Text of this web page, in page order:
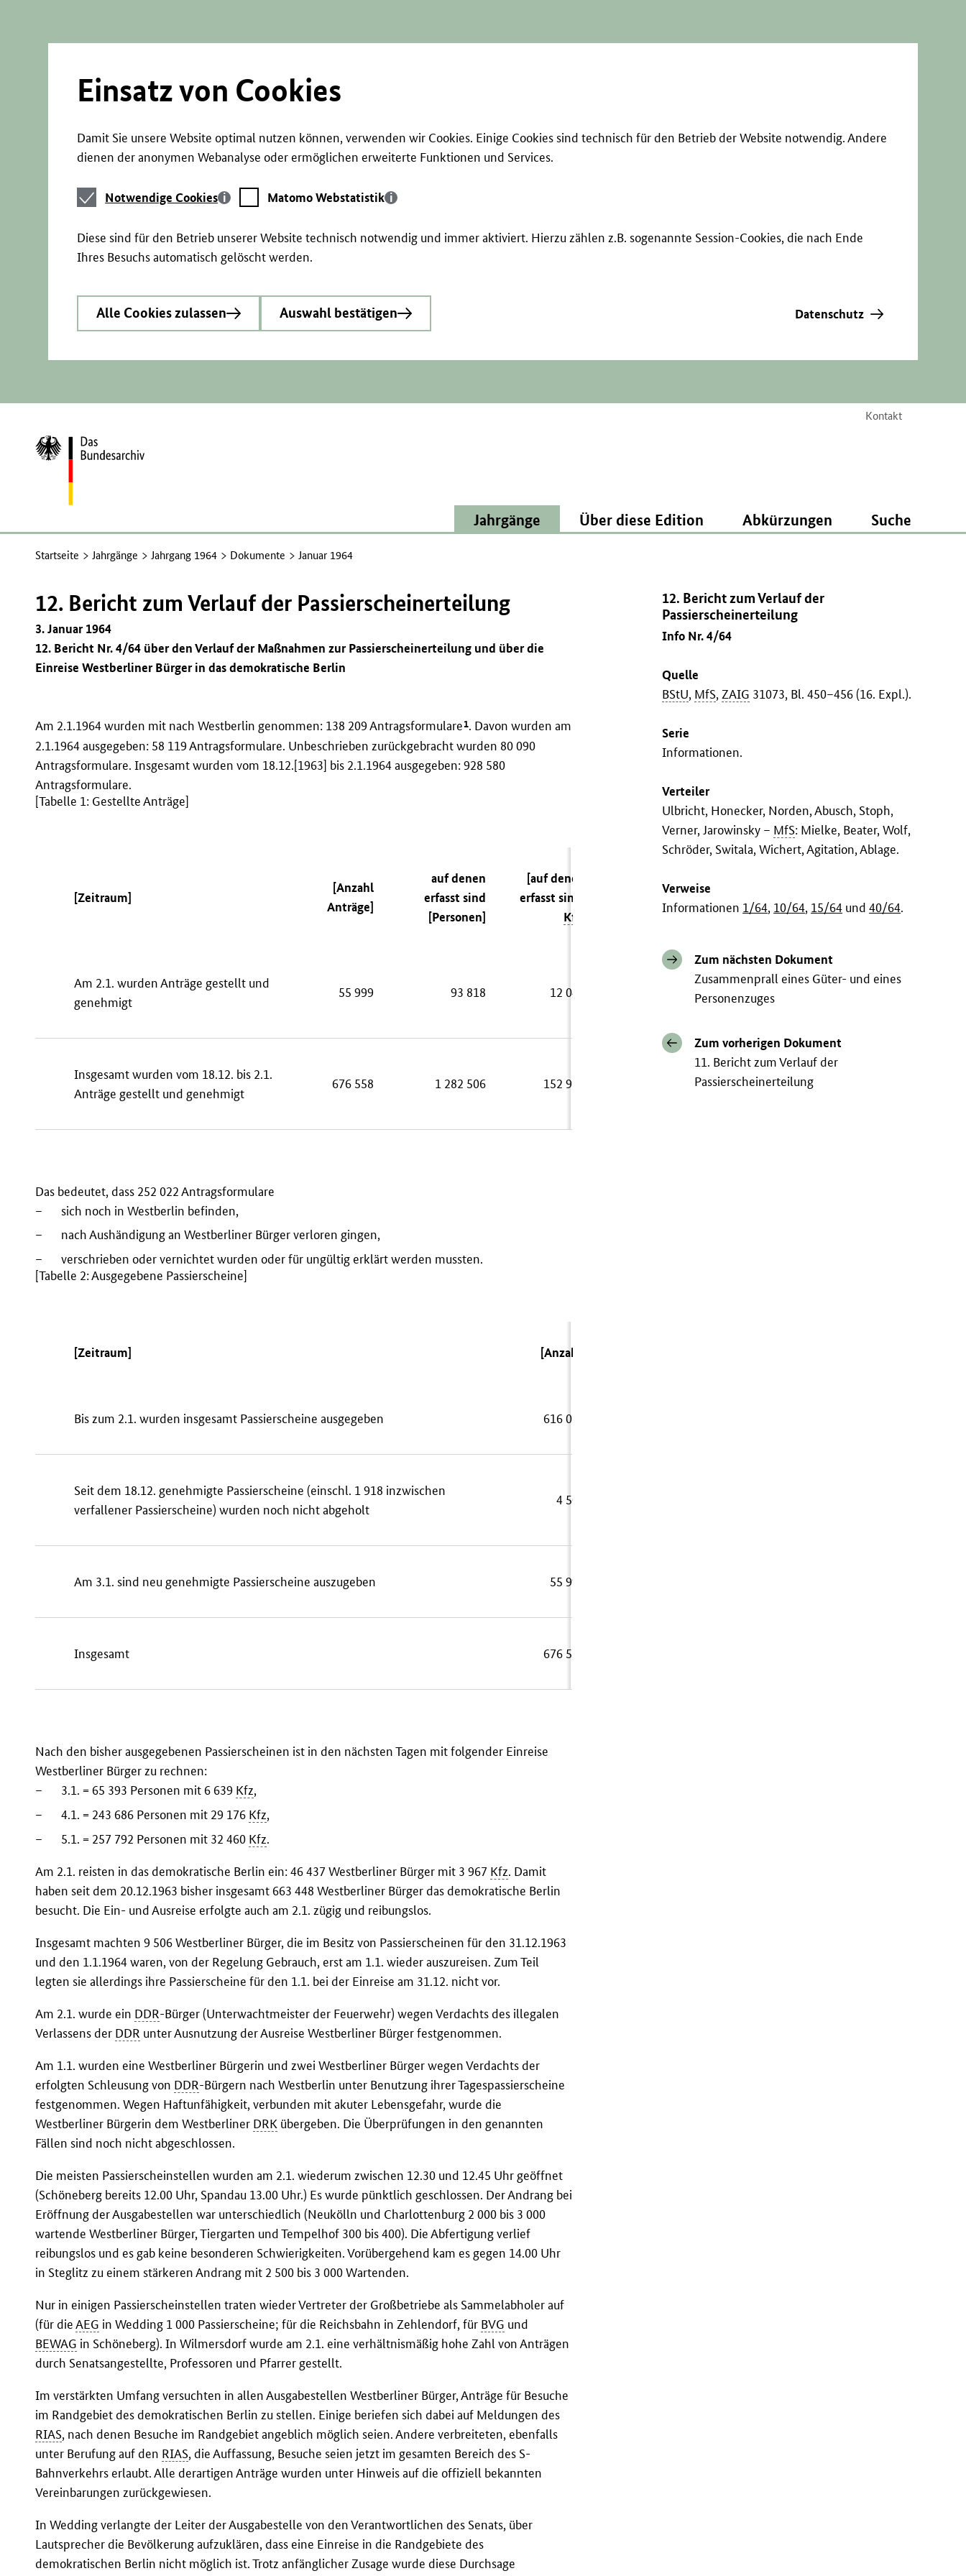
Einsatz von Cookies
Damit Sie unsere Website optimal nutzen können, verwenden wir Cookies. Einige Cookies sind technisch für den Betrieb der Website notwendig. Andere
dienen der anonymen Webanalyse oder ermöglichen erweiterte Funktionen und Services.
Notwendige
Cookies
Notwendige Cookies
Matomo
Webstatistik
Matomo Webstatistik
Diese sind für den Betrieb unserer Website technisch notwendig und immer aktiviert. Hierzu zählen z.B. sogenannte Session-Cookies, die nach Ende
Ihres Besuchs automatisch gelöscht werden.
Alle Cookies zulassen Auswahl bestätigen Datenschutz
Kontakt
Zur
Startseite
Jahrgänge Über diese Edition Abkürzungen Suche
Startseite Jahrgänge Jahrgang 1964 Dokumente Januar 1964
12. Bericht zum Verlauf der
Passierscheinerteilung
Info Nr. 4/64
Quelle
BStU, MfS,ZAIG 31073, Bl. 450–456 (16. Expl.).
Serie
Informationen.
Verteiler
Ulbricht, Honecker, Norden, Abusch, Stoph,
Verner, Jarowinsky – MfS: Mielke, Beater, Wolf,
Schröder, Switala, Wichert, Agitation, Ablage.
Verweise
Informationen 1/64, 10/64, 15/64 und40/64.
Zum nächsten Dokument
Zusammenprall eines Güter- und eines
Personenzuges
Zum vorherigen Dokument
11. Bericht zum Verlauf der
Passierscheinerteilung
12. Bericht zum Verlauf der Passierscheinerteilung
3. Januar 1964
12. Bericht Nr. 4/64 über den Verlauf der Maßnahmen zur Passierscheinerteilung und über die
Einreise Westberliner Bürger in das demokratische Berlin
Am 2.1.1964 wurden mit nach Westberlin genommen: 138 209 Antragsformulare1. Davon wurden am
2.1.1964 ausgegeben: 58 119 Antragsformulare. Unbeschrieben zurückgebracht wurden 80 090
Antragsformulare. Insgesamt wurden vom 18.12.[1963] bis 2.1.1964 ausgegeben: 928 580
Antragsformulare.
[Tabelle 1: Gestellte Anträge]
[Zeitraum]
[Anzahl
Anträge]
auf denen
erfasst sind
[Personen]
[auf denen
erfasst sind:
Kfz
Am 2.1. wurden Anträge gestellt und
genehmigt
55 999 93 818 12 044
Insgesamt wurden vom 18.12. bis 2.1.
Anträge gestellt und genehmigt
676 558 1 282 506 152 933
Das bedeutet, dass 252 022 Antragsformulare
–
sich noch in Westberlin befinden,
–
nach Aushändigung an Westberliner Bürger verloren gingen,
–
verschrieben oder vernichtet wurden oder für ungültig erklärt werden mussten.
[Tabelle 2: Ausgegebene Passierscheine]
[Zeitraum] [Anzahl]
Bis zum 2.1. wurden insgesamt Passierscheine ausgegeben 616 059
Seit dem 18.12. genehmigte Passierscheine (einschl. 1 918 inzwischen
verfallener Passierscheine) wurden noch nicht abgeholt
4 500
Am 3.1. sind neu genehmigte Passierscheine auszugeben 55 999
Insgesamt 676 558
Nach den bisher ausgegebenen Passierscheinen ist in den nächsten Tagen mit folgender Einreise
Westberliner Bürger zu rechnen:
–
3.1. = 65 393 Personen mit 6 639 Kfz,
–
4.1. = 243 686 Personen mit 29 176 Kfz,
–
5.1. = 257 792 Personen mit 32 460 Kfz.
Am 2.1. reisten in das demokratische Berlin ein: 46 437 Westberliner Bürger mit 3 967 Kfz. Damit
haben seit dem 20.12.1963 bisher insgesamt 663 448 Westberliner Bürger das demokratische Berlin
besucht. Die Ein- und Ausreise erfolgte auch am 2.1. zügig und reibungslos.
Insgesamt machten 9 506 Westberliner Bürger, die im Besitz von Passierscheinen für den 31.12.1963
und den 1.1.1964 waren, von der Regelung Gebrauch, erst am 1.1. wieder auszureisen. Zum Teil
legten sie allerdings ihre Passierscheine für den 1.1. bei der Einreise am 31.12. nicht vor.
Am 2.1. wurde ein DDR-Bürger (Unterwachtmeister der Feuerwehr) wegen Verdachts des illegalen
Verlassens der DDR unter Ausnutzung der Ausreise Westberliner Bürger festgenommen.
Am 1.1. wurden eine Westberliner Bürgerin und zwei Westberliner Bürger wegen Verdachts der
erfolgten Schleusung von DDR-Bürgern nach Westberlin unter Benutzung ihrer Tagespassierscheine
festgenommen. Wegen Haftunfähigkeit, verbunden mit akuter Lebensgefahr, wurde die
Westberliner Bürgerin dem Westberliner DRK übergeben. Die Überprüfungen in den genannten
Fällen sind noch nicht abgeschlossen.
Die meisten Passierscheinstellen wurden am 2.1. wiederum zwischen 12.30 und 12.45 Uhr geöffnet
(Schöneberg bereits 12.00 Uhr, Spandau 13.00 Uhr.) Es wurde pünktlich geschlossen. Der Andrang bei
Eröffnung der Ausgabestellen war unterschiedlich (Neukölln und Charlottenburg 2 000 bis 3 000
wartende Westberliner Bürger, Tiergarten und Tempelhof 300 bis 400). Die Abfertigung verlief
reibungslos und es gab keine besonderen Schwierigkeiten. Vorübergehend kam es gegen 14.00 Uhr
in Steglitz zu einem stärkeren Andrang mit 2 500 bis 3 000 Wartenden.
Nur in einigen Passierscheinstellen traten wieder Vertreter der Großbetriebe als Sammelabholer auf
(für dieAEG in Wedding 1 000 Passierscheine; für die Reichsbahn in Zehlendorf, für BVG und
BEWAG in Schöneberg). In Wilmersdorf wurde am 2.1. eine verhältnismäßig hohe Zahl von Anträgen
durch Senatsangestellte, Professoren und Pfarrer gestellt.
Im verstärkten Umfang versuchten in allen Ausgabestellen Westberliner Bürger, Anträge für Besuche
im Randgebiet des demokratischen Berlin zu stellen. Einige beriefen sich dabei auf Meldungen des
RIAS, nach denen Besuche im Randgebiet angeblich möglich seien. Andere verbreiteten, ebenfalls
unter Berufung auf den RIAS, die Auffassung, Besuche seien jetzt im gesamten Bereich des S-
Bahnverkehrs erlaubt. Alle derartigen Anträge wurden unter Hinweis auf die offiziell bekannten
Vereinbarungen zurückgewiesen.
In Wedding verlangte der Leiter der Ausgabestelle von den Verantwortlichen des Senats, über
Lautsprecher die Bevölkerung aufzuklären, dass eine Einreise in die Randgebiete des
demokratischen Berlin nicht möglich ist. Trotz anfänglicher Zusage wurde diese Durchsage